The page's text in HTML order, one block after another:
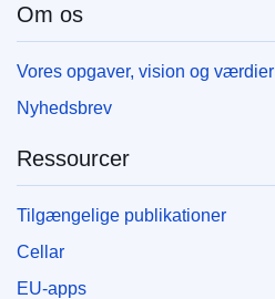
Om os
Vores opgaver, vision og værdier
Nyhedsbrev
Ressourcer
Tilgængelige publikationer
Cellar
EU-apps